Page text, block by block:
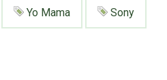
Yo Mama Sony